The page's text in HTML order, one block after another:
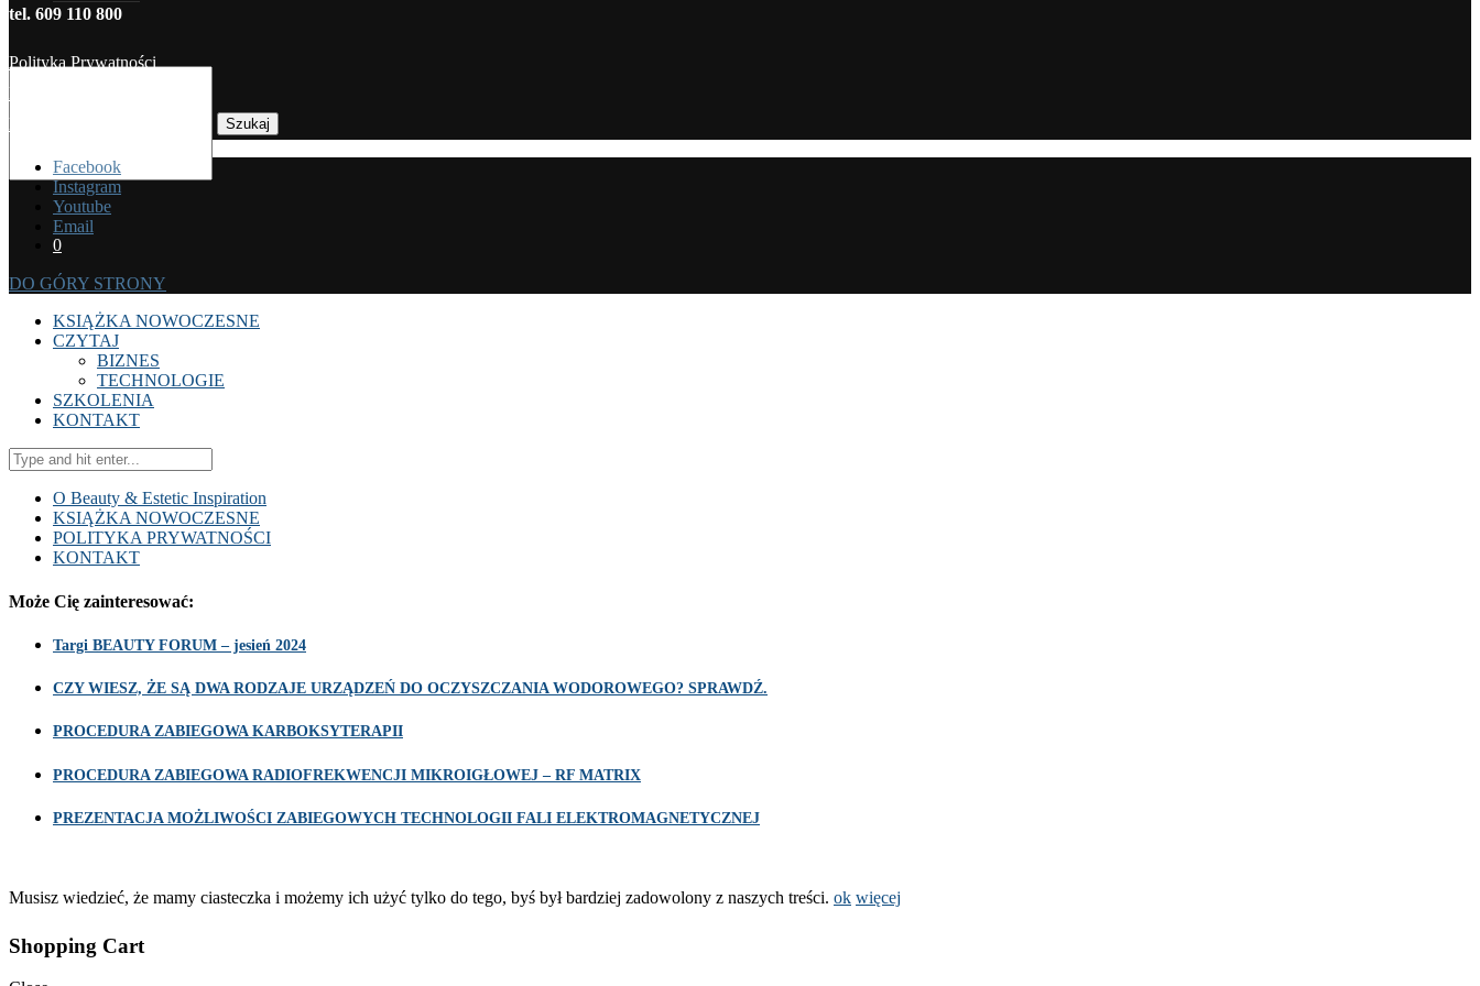
Szukaj
0
tel. 609 110 800
Polityka Prywatności
Regulamin sprzedaży
Koszty dostawy
Facebook
Instagram
Youtube
Email
DO GÓRY STRONY
KSIĄŻKA NOWOCZESNE
CZYTAJ
BIZNES
TECHNOLOGIE
SZKOLENIA
KONTAKT
O Beauty & Estetic Inspiration
KSIĄŻKA NOWOCZESNE
POLITYKA PRYWATNOŚCI
KONTAKT
Może Cię zainteresować:
Targi BEAUTY FORUM – jesień 2024
CZY WIESZ, ŻE SĄ DWA RODZAJE URZĄDZEŃ DO OCZYSZCZANIA WODOROWEGO? SPRAWDŹ.
PROCEDURA ZABIEGOWA KARBOKSYTERAPII
PROCEDURA ZABIEGOWA RADIOFREKWENCJI MIKROIGŁOWEJ – RF MATRIX
PREZENTACJA MOŻLIWOŚCI ZABIEGOWYCH TECHNOLOGII FALI ELEKTROMAGNETYCZNEJ
Musisz wiedzieć, że mamy ciasteczka i możemy ich użyć tylko do tego, byś był bardziej zadowolony z naszych treści. ok więcej
Shopping Cart